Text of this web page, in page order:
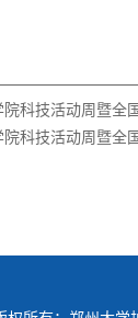
科技活动周暨全
科技活动周暨全